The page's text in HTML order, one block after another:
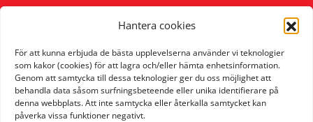
Hantera cookies
För att kunna erbjuda de bästa upplevelserna använder vi teknologier
som kakor (cookies) för att lagra och/eller hämta enhetsinformation.
Genom att samtycka till dessa teknologier ger du oss möjlighet att
behandla data såsom surfningsbeteende eller unika identifierare på
denna webbplats. Att inte samtycka eller återkalla samtycket kan
påverka vissa funktioner negativt.
Följ oss